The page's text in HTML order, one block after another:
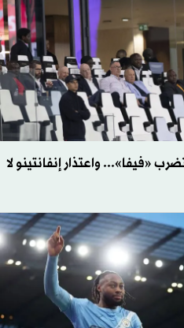
«فيفا»... واعتذار إنفانتينو لا